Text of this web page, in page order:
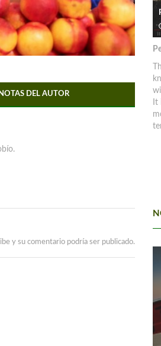
DEL AUTOR
y su comentario podría ser publicado.
It